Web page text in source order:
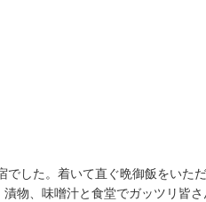
した。着いて直ぐ晩御飯をいただ
物、味噌汁と食堂でガッツリ皆さ